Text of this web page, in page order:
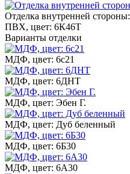
Отделка внутренней стороны:
ПВХ, цвет: 6К46Т
Варианты отделки
МДФ, цвет: 6с21
МДФ, цвет: 6ДНТ
МДФ, цвет: Эбен Г.
МДФ, цвет: Дуб беленный
МДФ, цвет: 6Б30
МДФ, цвет: 6А30